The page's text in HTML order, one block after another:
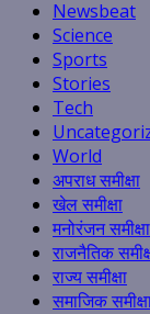
Newsbeat
Science
Sports
Stories
Tech
World
अपराध समीक्षा
खेल समीक्षा
मनोरंजन समीक्षा
राजनैतिक
राज्य समीक्षा
समाजिक